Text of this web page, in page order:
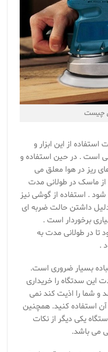
چیست
از این ابزار و
است . در حین استفاده و
ریز در هوا معلق می
ماسک در طولانی مدت
. استفاده از گوشی نیز
داشتن حالت ضربه ای
برخوردار است .
در طولانی مدت به
.
بسیار ضروری است.
این سدتگاه را خریداری
و شما را اذیت کند نمی
استفاده کنید. همچنین
یکی دیگر از نکات
می باشد.